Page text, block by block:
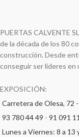
PUERTAS CALVENTE
de la década de los 80
construcción. Desde
conseguir ser líderes en
EXPOSICIÓN:
Carretera de Olesa, 72
93 780 44 49 - 91 091
Lunes a Viernes: 8 a 13